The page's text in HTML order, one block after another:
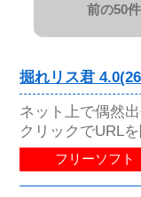
前の50件
掘れリス君
ネット上で偶然
クリックでURL
フリーソフト